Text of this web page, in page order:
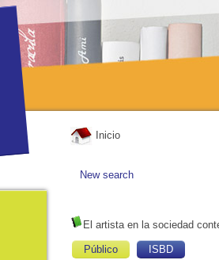
Inicio
New search
El artista en la sociedad
Público
ISBD